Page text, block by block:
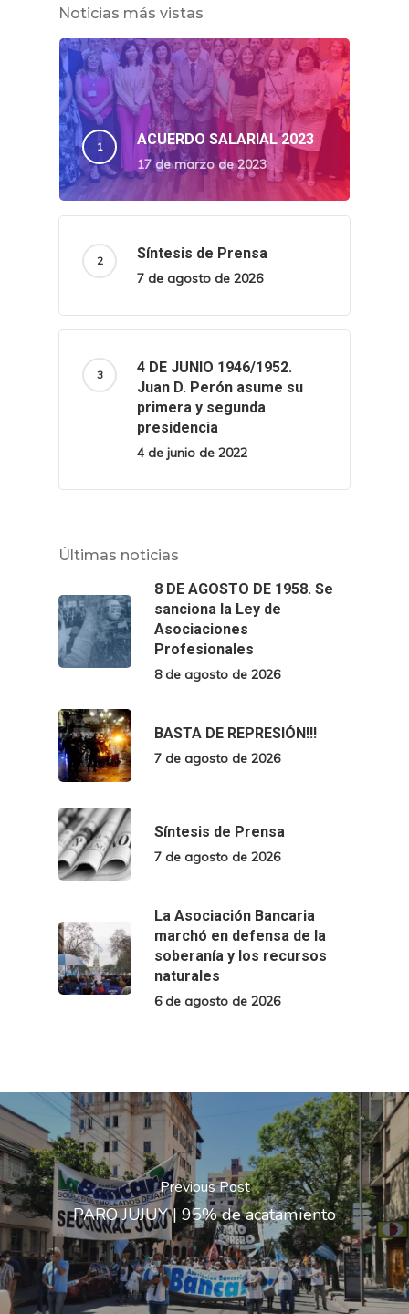
Noticias más vistas
ACUERDO SALARIAL 2023
17 de marzo de 2023
Síntesis de Prensa
7 de agosto de 2026
4 DE JUNIO 1946/1952.
Juan D. Perón asume su
primera y segunda
presidencia
4 de junio de 2022
Últimas noticias
8 DE AGOSTO DE 1958. Se
sanciona la Ley de
Asociaciones
Profesionales
8 de agosto de 2026
BASTA DE REPRESIÓN!!!
7 de agosto de 2026
Síntesis de Prensa
7 de agosto de 2026
La Asociación Bancaria
marchó en defensa de la
soberanía y los recursos
naturales
6 de agosto de 2026
Previous Post
PARO JUJUY | 95% de acatamiento